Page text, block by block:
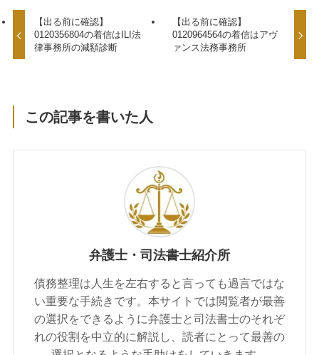
【出る前に確認】
0120356804の着信はILI法
律事務所の減額診断
【出る前に確認】
0120964564の着信はアヴ
ァンス法務事務所
この記事を書いた人
弁護士・司法書士紹介所
債務整理は人生を左右すると言っても過言ではな
い重要な手続きです。本サイトでは閲覧者が最善
の選択をできるように弁護士と司法書士のそれぞ
れの役割を中立的に解説し、読者にとって最善の